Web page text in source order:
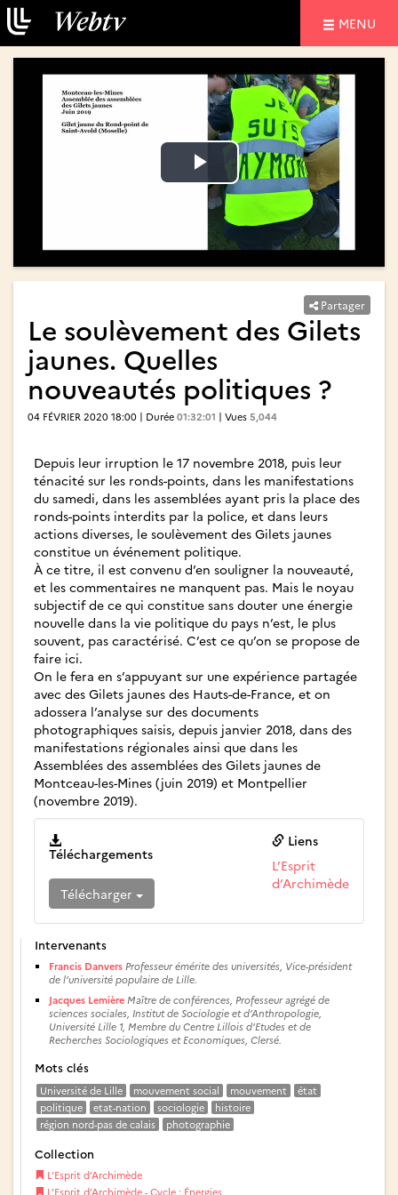
MENU
Lire
vidéo
Lire
vidéo
Partager
Le soulèvement des Gilets
jaunes. Quelles
nouveautés politiques ?
04 FÉVRIER 2020 18:00 | Durée 01:32:01 | Vues 5,044
Depuis leur irruption le 17 novembre 2018, puis leur
ténacité sur les ronds-points, dans les manifestations
du samedi, dans les assemblées ayant pris la place des
ronds-points interdits par la police, et dans leurs
actions diverses, le soulèvement des Gilets jaunes
constitue un événement politique.
À ce titre, il est convenu d’en souligner la nouveauté,
et les commentaires ne manquent pas. Mais le noyau
subjectif de ce qui constitue sans douter une énergie
nouvelle dans la vie politique du pays n’est, le plus
souvent, pas caractérisé. C’est ce qu’on se propose de
faire ici.
On le fera en s’appuyant sur une expérience partagée
avec des Gilets jaunes des Hauts-de-France, et on
adossera l’analyse sur des documents
photographiques saisis, depuis janvier 2018, dans des
manifestations régionales ainsi que dans les
Assemblées des assemblées des Gilets jaunes de
Montceau-les-Mines (juin 2019) et Montpellier
(novembre 2019).
Téléchargements
Télécharger
Liens
L’Esprit
d’Archimède
Intervenants
Francis Danvers Professeur émérite des universités, Vice-président
de l’université populaire de Lille.
Jacques Lemière Maître de conférences, Professeur agrégé de
sciences sociales, Institut de Sociologie et d’Anthropologie,
Université Lille 1, Membre du Centre Lillois d’Etudes et de
Recherches Sociologiques et Economiques, Clersé.
Mots clés
Université de Lille mouvement social mouvement
état
politique
etat-nation sociologie
histoire
région nord-pas de calais
photographie
Collection
L’Esprit d’Archimède
L’Esprit d’Archimède - Cycle : Énergies